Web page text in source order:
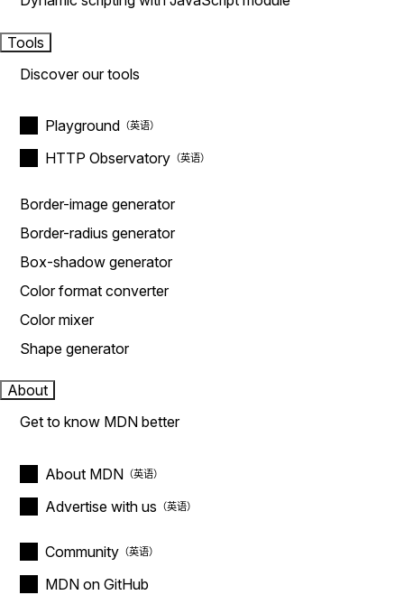
Tools
Discover our tools
Playground
HTTP Observatory
Border-image generator
Border-radius generator
Box-shadow generator
Color format converter
Color mixer
Shape generator
About
Get to know MDN better
About MDN
Advertise with us
Community
MDN on GitHub